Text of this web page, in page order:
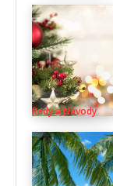
Rady a Návody